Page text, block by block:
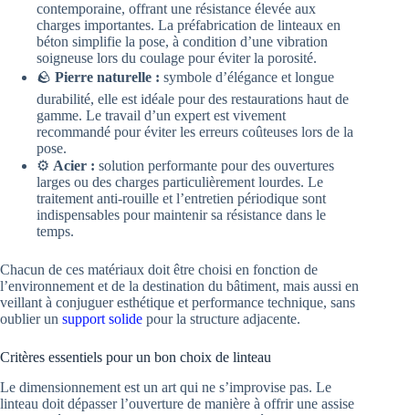
contemporaine, offrant une résistance élevée aux
charges importantes. La préfabrication de linteaux en
béton simplifie la pose, à condition d’une vibration
soigneuse lors du coulage pour éviter la porosité.
🪨 Pierre naturelle : symbole d’élégance et longue
durabilité, elle est idéale pour des restaurations haut de
gamme. Le travail d’un expert est vivement
recommandé pour éviter les erreurs coûteuses lors de la
pose.
⚙️ Acier : solution performante pour des ouvertures
larges ou des charges particulièrement lourdes. Le
traitement anti-rouille et l’entretien périodique sont
indispensables pour maintenir sa résistance dans le
temps.
Chacun de ces matériaux doit être choisi en fonction de
l’environnement et de la destination du bâtiment, mais aussi en
veillant à conjuguer esthétique et performance technique, sans
oublier un support solide pour la structure adjacente.
Critères essentiels pour un bon choix de linteau
Le dimensionnement est un art qui ne s’improvise pas. Le
linteau doit dépasser l’ouverture de manière à offrir une assise